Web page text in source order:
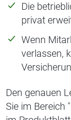
Die
privat
Wenn
verlassen,
Den genauen
Sie im Bereich